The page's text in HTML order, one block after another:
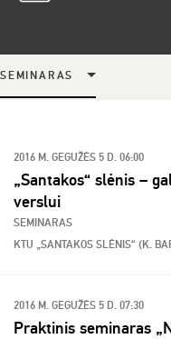
SEMINARAS
2016 M. GEGUŽĖS 5 D. 06:00
„Santakos“ slėnis –
verslui
SEMINARAS
KTU „SANTAKOS SLĖNIS“ (K.
2016 M. GEGUŽĖS 5 D. 07:30
Praktinis seminaras